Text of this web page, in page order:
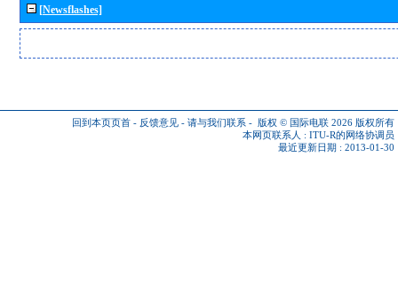
[Newsflashes]
回到本页页首 - 反馈意见 - 请与我们联系 - 版权 © 国际电联 2026 版权所有
本网页联系人 : ITU-R的网络协调员
最近更新日期 : 2013-01-30